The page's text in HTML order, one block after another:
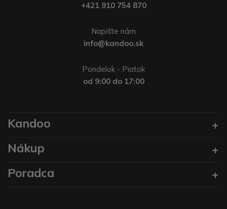
+421 910 754 870
Napište nám
info@kandoo.sk
Pondelok - Piatok
od 9:00 do 17:00
Kandoo
Nákup
Poradca